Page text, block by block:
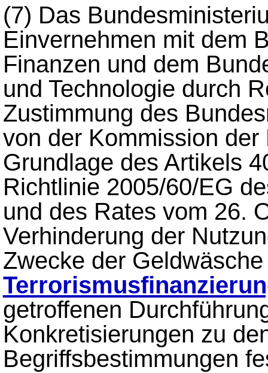
(7) Das
Einvernehmen mit dem
Finanzen und dem
und Technologie durch
Zustimmung des
von der Kommission
Grundlage des Artikels
Richtlinie 2005/60/EG
und des Rates vom 26.
Verhinderung der
Zwecke der
getroffenen
Konkretisierungen zu
Begriffsbestimmungen